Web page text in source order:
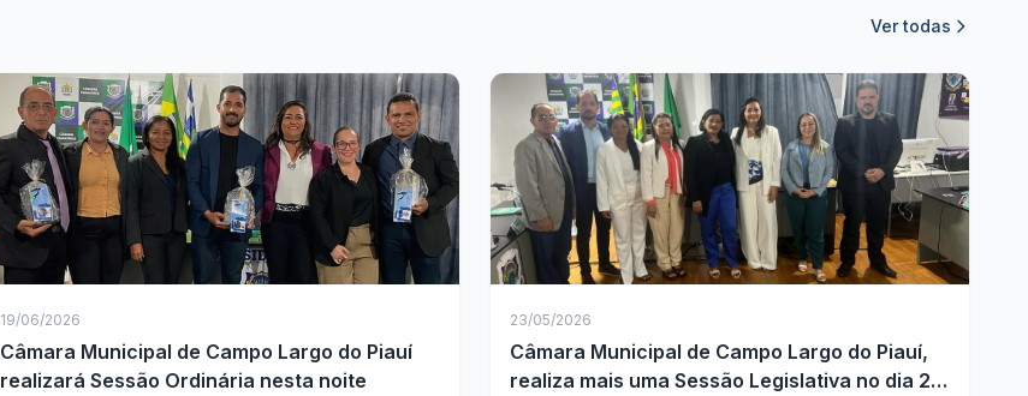
Ver todas
19/06/2026
Câmara Municipal de Campo Largo do Piauí
realizará Sessão Ordinária nesta noite
23/05/2026
Câmara Municipal de Campo Largo do Piauí,
realiza mais uma Sessão Legislativa no dia 22